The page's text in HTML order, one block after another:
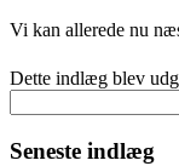
Vi kan allerede nu
Dette indlæg blev
efter:
Seneste indlæg